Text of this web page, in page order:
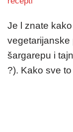
Je l znate
vegetarijanske
šargarepu i
?). Kako sve